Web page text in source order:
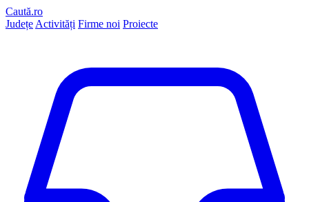
Caută.ro
Județe Activități Firme noi Proiecte